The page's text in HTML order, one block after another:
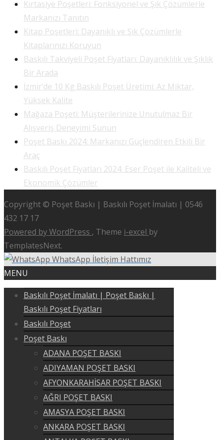
Kırtasiye Poşetleri: Fonksiyonel ve Şık Çözümlerle
Markanızı Tanıtın
Kitap Poşetleri: Dayanıklı ve Şık Çözümlerle
Kitaplarınızı Koruyun
Baskılı Takviyeli Poşet Fiyatları: Dayanıklılık ve Şıklık
Bir Arada
İzmir’de 10 Kg Baskılı Poşet Üretimi: Az Miktar,
Yüksek Kalite
Mağaza Poşeti: Müşterilerinize Unutulmaz Bir
Alışveriş Deneyimi Sunun
Poşet Baskı 2024: Markanızı Güçlendiren Etkili Bir
Araç
Baskılı Poşet Fiyatları 2024: Eser Poşet ile Kaliteli ve
Ekonomik Çözümler
Copyright © Poşet Baskı | Baskılı Poşet İmalatı | 0546
432 17 17
Powered by WordPress , Theme i-excel by
TemplatesNext.
WhatsApp İletişim Hattımız
MENU
Baskılı Poşet İmalatı | Poşet Baskı |
Baskılı Poşet Fiyatları
Baskılı Poşet
Poşet Baskı
ADANA POŞET BASKI
ADIYAMAN POŞET BASKI
AFYONKARAHİSAR POŞET BASKI
AĞRI POŞET BASKI
AMASYA POŞET BASKI
ANKARA POŞET BASKI